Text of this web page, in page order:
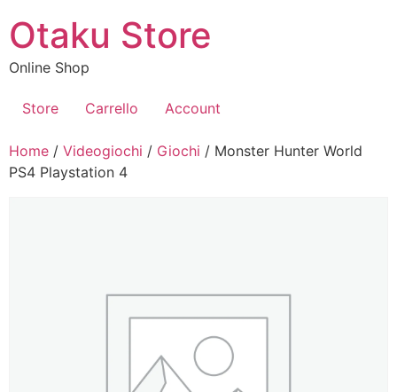
contenuto
Otaku Store
Online Shop
Store Carrello Account
Home / Videogiochi / Giochi / Monster Hunter World
PS4 Playstation 4